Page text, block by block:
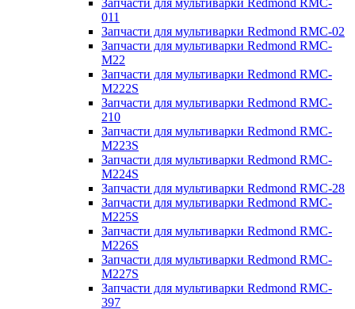
Запчасти для мультиварки Redmond RMC-
011
Запчасти для мультиварки Redmond RMC-02
Запчасти для мультиварки Redmond RMC-
M22
Запчасти для мультиварки Redmond RMC-
M222S
Запчасти для мультиварки Redmond RMC-
210
Запчасти для мультиварки Redmond RMC-
M223S
Запчасти для мультиварки Redmond RMC-
M224S
Запчасти для мультиварки Redmond RMC-28
Запчасти для мультиварки Redmond RMC-
M225S
Запчасти для мультиварки Redmond RMC-
M226S
Запчасти для мультиварки Redmond RMC-
M227S
Запчасти для мультиварки Redmond RMC-
397